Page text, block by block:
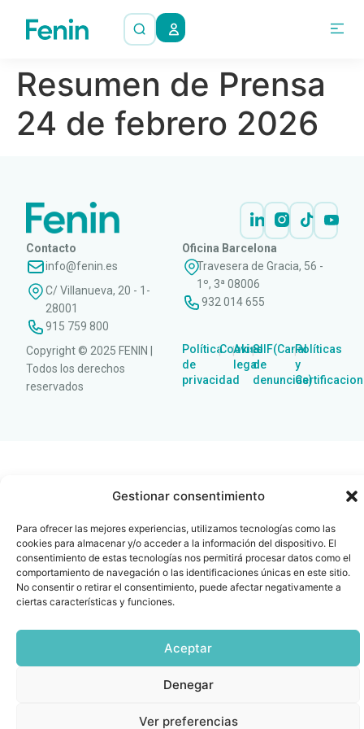
Gestionar consentimiento
Para ofrecer las mejores experiencias, utilizamos tecnologías como las
cookies para almacenar y/o acceder a la información del dispositivo. El
consentimiento de estas tecnologías nos permitirá procesar datos como el
comportamiento de navegación o las identificaciones únicas en este sitio.
No consentir o retirar el consentimiento, puede afectar negativamente a
ciertas características y funciones.
Aceptar
Denegar
Ver preferencias
Resumen de Prensa
24 de febrero 2026
Contacto
info@fenin.es
C/ Villanueva, 20 - 1-
28001
915 759 800
Oficina Barcelona
Travesera de Gracia, 56 -
1º, 3ª 08006
932 014 655
Copyright © 2025 FENIN |
Todos los derechos
reservados
Política
de
privacidad
|Cookies
|Aviso
legal
|SIIF(Canal
de
denuncias)
|Políticas
y